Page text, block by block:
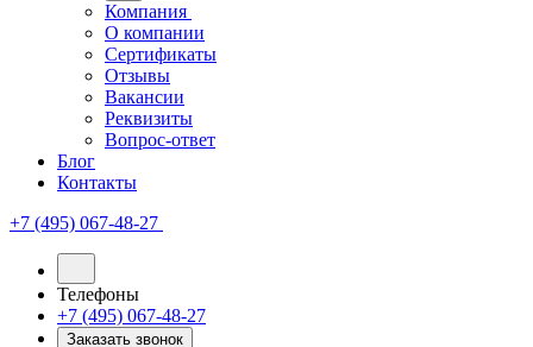
Компания
О компании
Сертификаты
Отзывы
Вакансии
Реквизиты
Вопрос-ответ
Блог
Контакты
+7 (495) 067-48-27
Телефоны
+7 (495) 067-48-27
Заказать звонок